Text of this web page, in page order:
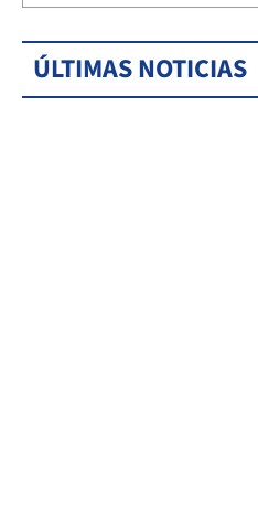
ÚLTIMAS NOTICIAS